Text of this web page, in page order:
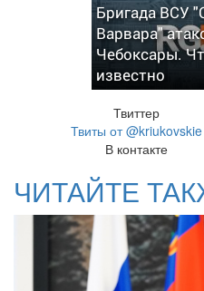
Бригада ВСУ
Варвара"
Чебоксары.
известно
Твиттер
Твиты от @kriukovskie
В контакте
ЧИТАЙТЕ